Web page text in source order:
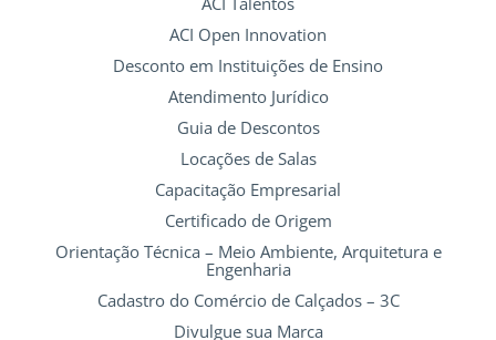
ACI Open Innovation
Desconto em Instituições de Ensino
Atendimento Jurídico
Guia de Descontos
Locações de Salas
Capacitação Empresarial
Certificado de Origem
Orientação Técnica – Meio Ambiente, Arquitetura e
Engenharia
Cadastro do Comércio de Calçados – 3C
Divulgue sua Marca